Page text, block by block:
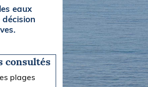
eaux
consultés
plages